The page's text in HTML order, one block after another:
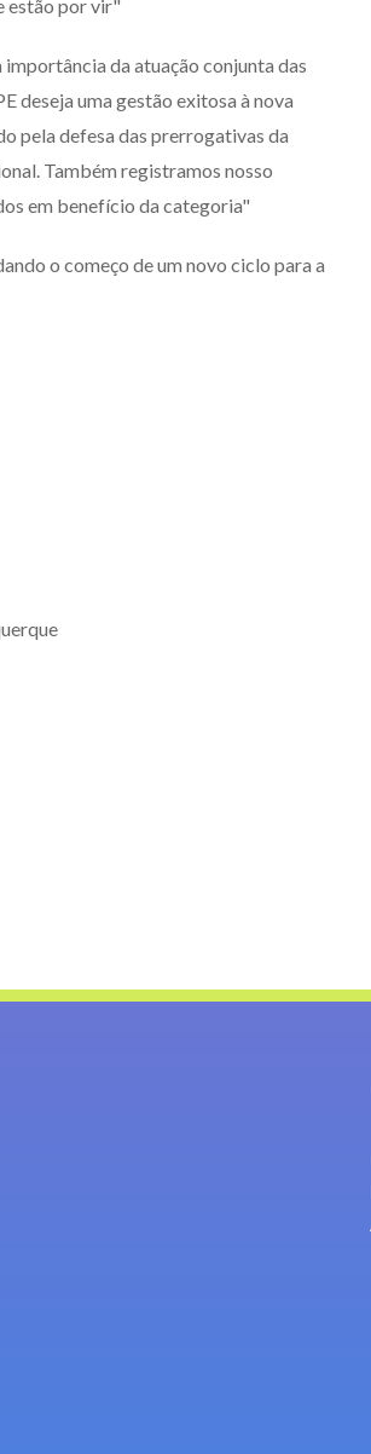
estão por vir"
da atuação conjunta das
deseja uma gestão exitosa à nova
pela defesa das prerrogativas da
Também registramos nosso
em benefício da categoria"
o começo de um novo ciclo para a
DIVONEI E REYNALDO PASTRE
RODAS EM BRASÍLIA